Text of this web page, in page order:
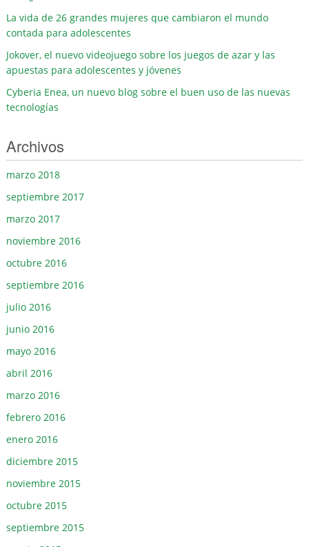
La vida de 26 grandes mujeres que cambiaron el mundo
contada para adolescentes
Jokover, el nuevo videojuego sobre los juegos de azar y las
apuestas para adolescentes y jóvenes
Cyberia Enea, un nuevo blog sobre el buen uso de las nuevas
tecnologías
Archivos
marzo 2018
septiembre 2017
marzo 2017
noviembre 2016
octubre 2016
septiembre 2016
julio 2016
junio 2016
mayo 2016
abril 2016
marzo 2016
febrero 2016
enero 2016
diciembre 2015
noviembre 2015
octubre 2015
septiembre 2015